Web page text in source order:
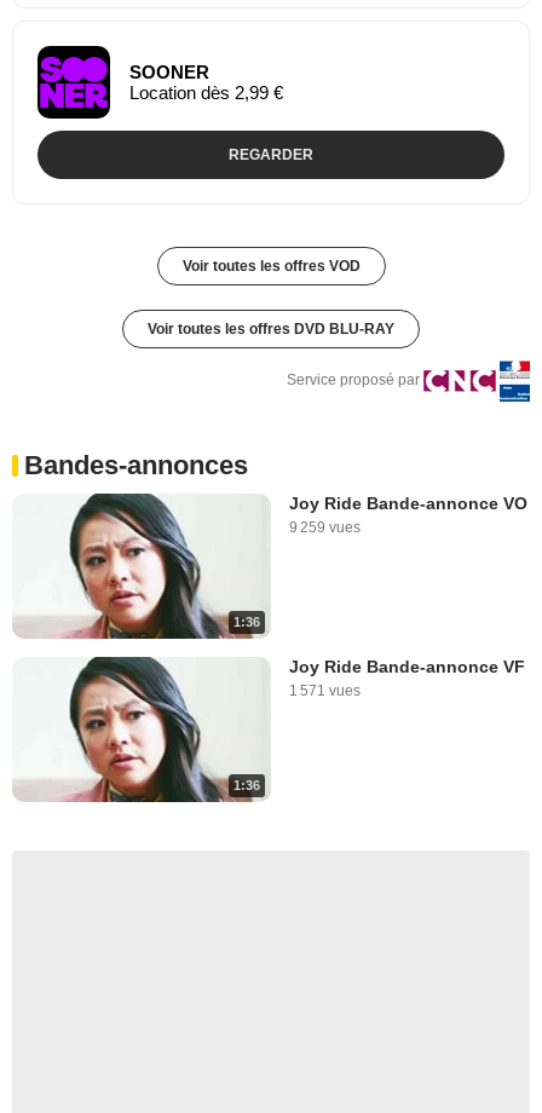
SOONER
Location dès 2,99 €
REGARDER
Voir toutes les offres VOD
Voir toutes les offres DVD BLU-RAY
Service proposé par
Bandes-annonces
1:36
Joy Ride Bande-annonce VO
9 259 vues
1:36
Joy Ride Bande-annonce VF
1 571 vues